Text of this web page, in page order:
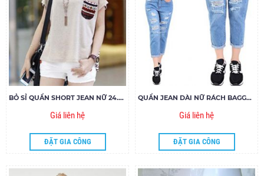
BỎ SỈ QUẦN SHORT JEAN NỮ 24.8- G 70
Giá liên hệ
ĐẶT GIA CÔNG
QUẦN JEAN DÀI NỮ RÁCH BAGGY 369
Giá liên hệ
ĐẶT GIA CÔNG